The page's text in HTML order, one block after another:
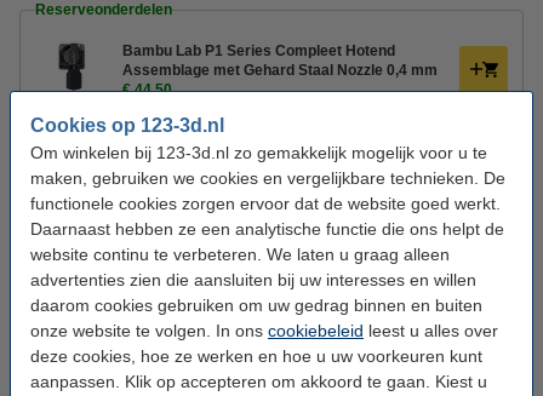
Cookies op 123-3d.nl
Om winkelen bij 123-3d.nl zo gemakkelijk mogelijk voor u te
maken, gebruiken we cookies en vergelijkbare technieken. De
functionele cookies zorgen ervoor dat de website goed werkt.
Daarnaast hebben ze een analytische functie die ons helpt de
website continu te verbeteren. We laten u graag alleen
advertenties zien die aansluiten bij uw interesses en willen
daarom cookies gebruiken om uw gedrag binnen en buiten
onze website te volgen. In ons cookiebeleid leest u alles over
deze cookies, hoe ze werken en hoe u uw voorkeuren kunt
aanpassen. Klik op accepteren om akkoord te gaan. Kiest u
Reserveonderdelen
Bambu Lab P1 Series Compleet Hotend
Assemblage met Gehard Staal Nozzle 0,4 mm
€ 44,50
Bambu Lab P1 Series Compleet Hotend
Assemblage met Gehard Staal Nozzle 0,6 mm
€ 44,50
Bambu Lab P1 Series Compleet Hotend
Assemblage met Gehard Staal Nozzle 0,8 mm
€ 44,50
LET OP:
Dit artikel wordt in de4de weekvan augustusverwacht.